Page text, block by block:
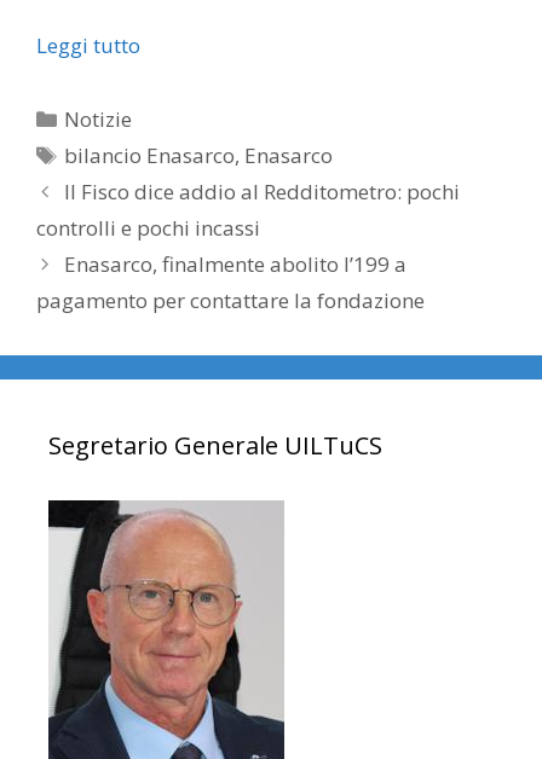
Leggi tutto
Categorie
Notizie
Tag
bilancio Enasarco, Enasarco
Il Fisco dice addio al Redditometro: pochi
controlli e pochi incassi
Enasarco, finalmente abolito l’199 a
pagamento per contattare la fondazione
Segretario Generale UILTuCS